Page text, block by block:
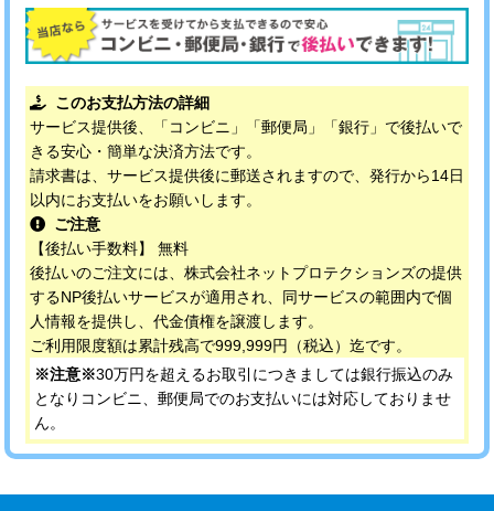
このお支払方法の詳細
サービス提供後、「コンビニ」「郵便局」「銀行」で後払いで
きる安心・簡単な決済方法です。
請求書は、サービス提供後に郵送されますので、発行から14日
以内にお支払いをお願いします。
ご注意
【後払い手数料】 無料
後払いのご注文には、株式会社ネットプロテクションズの提供
するNP後払いサービスが適用され、同サービスの範囲内で個
人情報を提供し、代金債権を譲渡します。
ご利用限度額は累計残高で999,999円（税込）迄です。
※注意※30万円を超えるお取引につきましては銀行振込のみ
となりコンビニ、郵便局でのお支払いには対応しておりませ
ん。